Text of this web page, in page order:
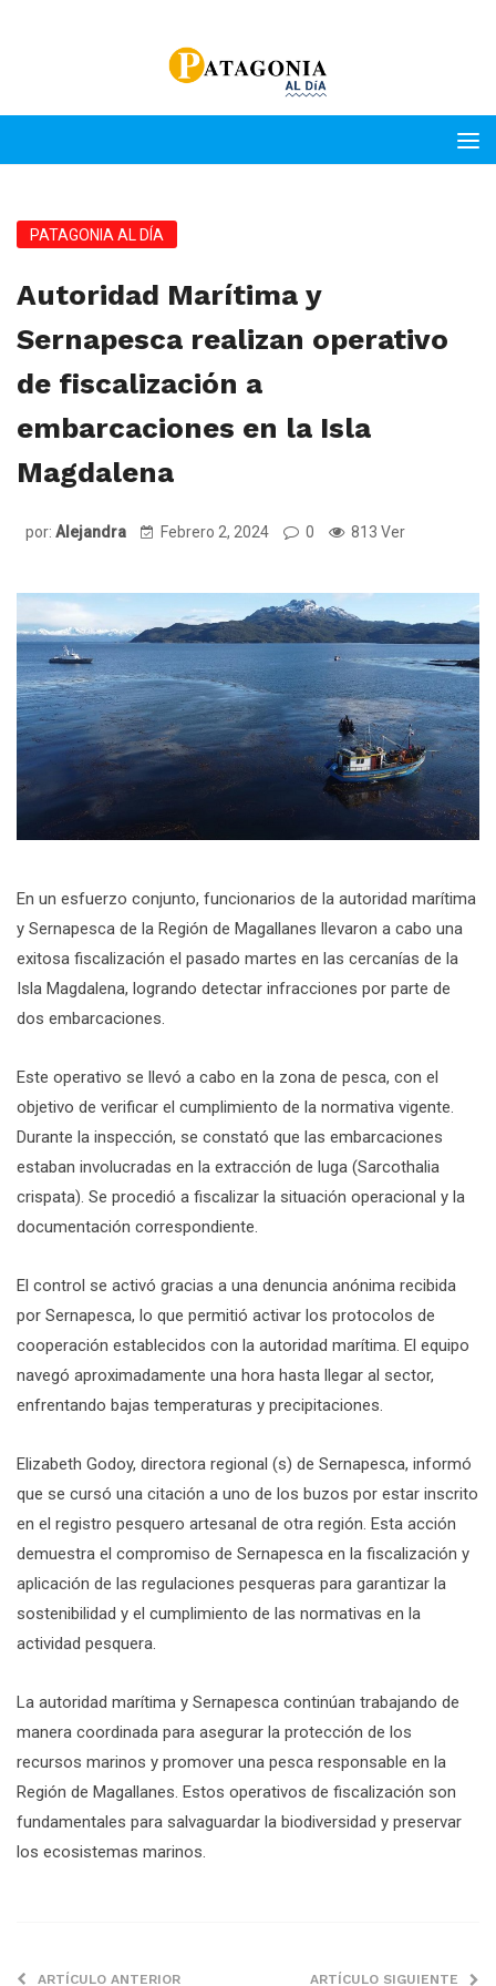
PATAGONIA AL DÍA
Autoridad Marítima y
Sernapesca realizan operativo
de fiscalización a
embarcaciones en la Isla
Magdalena
por: Alejandra Febrero 2, 2024 0 813 Ver
En un esfuerzo conjunto, funcionarios de la autoridad marítima
y Sernapesca de la Región de Magallanes llevaron a cabo una
exitosa fiscalización el pasado martes en las cercanías de la
Isla Magdalena, logrando detectar infracciones por parte de
dos embarcaciones.
Este operativo se llevó a cabo en la zona de pesca, con el
objetivo de verificar el cumplimiento de la normativa vigente.
Durante la inspección, se constató que las embarcaciones
estaban involucradas en la extracción de luga (Sarcothalia
crispata). Se procedió a fiscalizar la situación operacional y la
documentación correspondiente.
El control se activó gracias a una denuncia anónima recibida
por Sernapesca, lo que permitió activar los protocolos de
cooperación establecidos con la autoridad marítima. El equipo
navegó aproximadamente una hora hasta llegar al sector,
enfrentando bajas temperaturas y precipitaciones.
Elizabeth Godoy, directora regional (s) de Sernapesca, informó
que se cursó una citación a uno de los buzos por estar inscrito
en el registro pesquero artesanal de otra región. Esta acción
demuestra el compromiso de Sernapesca en la fiscalización y
aplicación de las regulaciones pesqueras para garantizar la
sostenibilidad y el cumplimiento de las normativas en la
actividad pesquera.
La autoridad marítima y Sernapesca continúan trabajando de
manera coordinada para asegurar la protección de los
recursos marinos y promover una pesca responsable en la
Región de Magallanes. Estos operativos de fiscalización son
fundamentales para salvaguardar la biodiversidad y preservar
los ecosistemas marinos.
ARTÍCULO ANTERIOR ARTÍCULO SIGUIENTE